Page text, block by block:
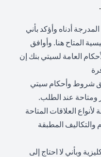
أدناه وأؤكد بأني
المتاح هناin a new tab
. وأوافق
العامة لسيتي بنك إن
opens in a
شروط وأحكام سيتي
ومتاحة عند الطلب.
العلاقات المتاحة
والتكاليف المطبقة
وبأني لا احتاج إلى